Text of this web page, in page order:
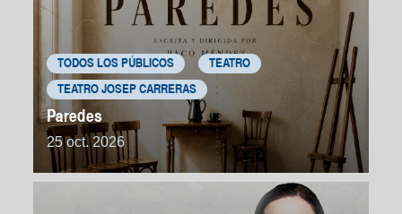
TODOS LOS PÚBLICOS TEATRO
TEATRO JOSEP CARRERAS
Paredes
25 oct. 2026